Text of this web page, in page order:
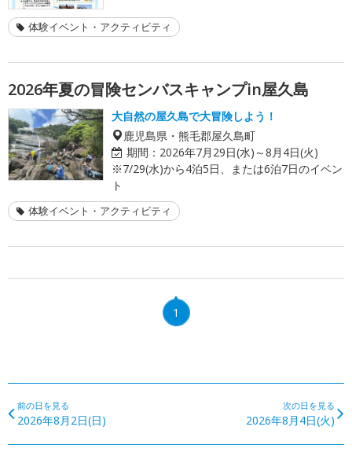
体験イベント・アクティビティ
2026年夏の冒険センバスキャンプin屋久島
大自然の屋久島で大冒険しよう！
鹿児島県・熊毛郡屋久島町
期間： 2026年7月29日(水)～8月4日(火)
※7/29(水)から4泊5日、または6泊7日のイベン
ト
体験イベント・アクティビティ
1
前の日を見る
2026年8月2日(日)
次の日を見る
2026年8月4日(火)